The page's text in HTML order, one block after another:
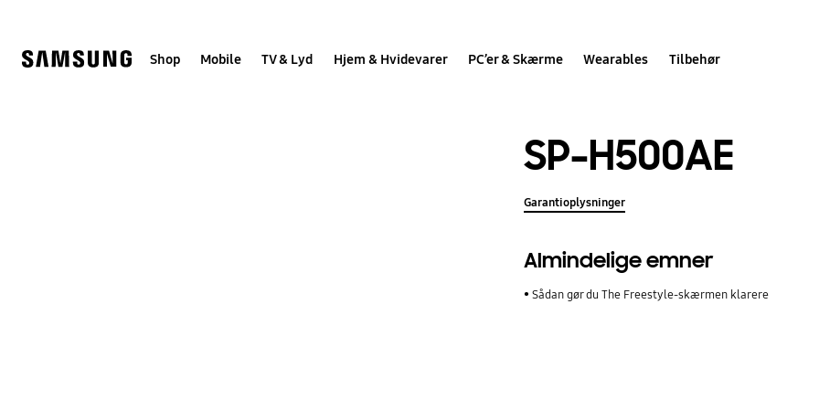
Shop Mobile TV & Lyd Hjem & Hvidevarer PC’er & Skærme Wearables Tilbehør
SP-H500AE
Garantioplysninger
Almindelige emner
Sådan gør du The Freestyle-skærmen klarere